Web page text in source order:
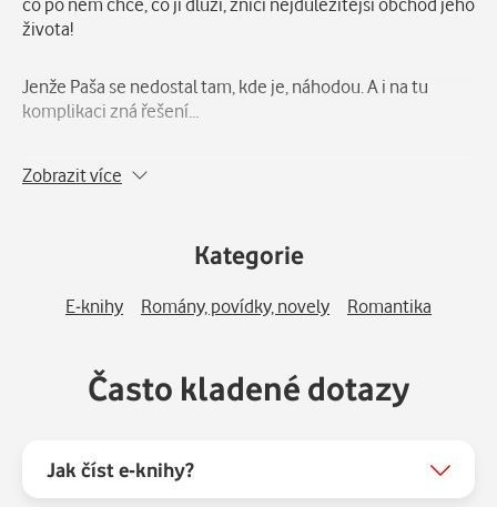
života!
Jenže Paša se nedostal tam, kde je, náhodou. A i na tu
komplikaci zná řešení…
A tak se uragán-Emily ocitne uvězněna na ostrově v
Karibiku. Ale co když přijde opravdový uragán?
Zobrazit více
Kategorie
E-knihy Romány, povídky, novely Romantika
Často kladené dotazy
Jak číst e-knihy?